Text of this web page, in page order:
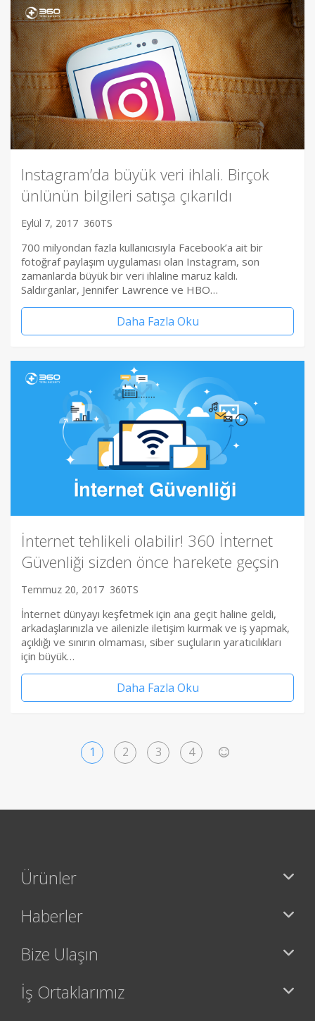
Instagram’da büyük veri ihlali. Birçok
ünlünün bilgileri satışa çıkarıldı
Eylül 7, 2017 360TS
700 milyondan fazla kullanıcısıyla Facebook’a ait bir
fotoğraf paylaşım uygulaması olan Instagram, son
zamanlarda büyük bir veri ihlaline maruz kaldı.
Saldırganlar, Jennifer Lawrence ve HBO…
Daha Fazla Oku
İnternet tehlikeli olabilir! 360 İnternet
Güvenliği sizden önce harekete geçsin
Temmuz 20, 2017 360TS
İnternet dünyayı keşfetmek için ana geçit haline geldi,
arkadaşlarınızla ve ailenizle iletişim kurmak ve iş yapmak,
açıklığı ve sınırın olmaması, siber suçluların yaratıcılıkları
için büyük…
Daha Fazla Oku
1 2 3 4
Ürünler
Haberler
Bize Ulaşın
İş Ortaklarımız